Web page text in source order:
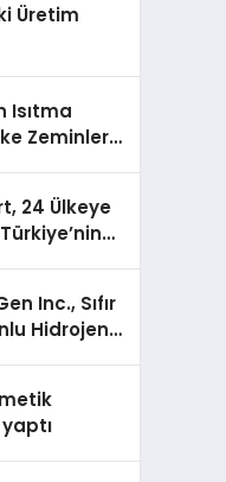
Üretim
Isıtma
Zeminler
24 Ülkeye
Inc., Sıfır
Hidrojen